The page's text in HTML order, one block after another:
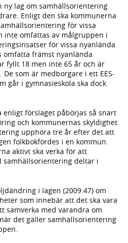
ny lag om samhällsorientering
Enligt den ska kommunerna
för vissa
inte omfattas av målgruppen i
för vissa nyanlända
omfatta främst nyanlända
fyllt 18 men inte 65 år och är
som är medborgare i ett EES-
går i gymnasieskola ska dock
enligt förslaget påbörjas så snart
och kommunernas skyldighet
upphöra tre år efter det att
folkbokfördes i en kommun.
aktivt ska verka för att
deltar i
i lagen (2009:47) om
som innebär att det ska vara
samverka med varandra om
det gäller samhällsorientering